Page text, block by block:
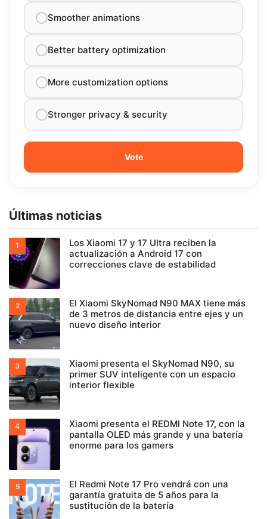
Smoother animations
Better battery optimization
More customization options
Stronger privacy & security
Últimas noticias
Los Xiaomi 17 y 17 Ultra reciben la
actualización a Android 17 con
correcciones clave de estabilidad
El Xiaomi SkyNomad N90 MAX tiene más
de 3 metros de distancia entre ejes y un
nuevo diseño interior
Xiaomi presenta el SkyNomad N90, su
primer SUV inteligente con un espacio
interior flexible
Xiaomi presenta el REDMI Note 17, con la
pantalla OLED más grande y una batería
enorme para los gamers
El Redmi Note 17 Pro vendrá con una
garantía gratuita de 5 años para la
sustitución de la batería